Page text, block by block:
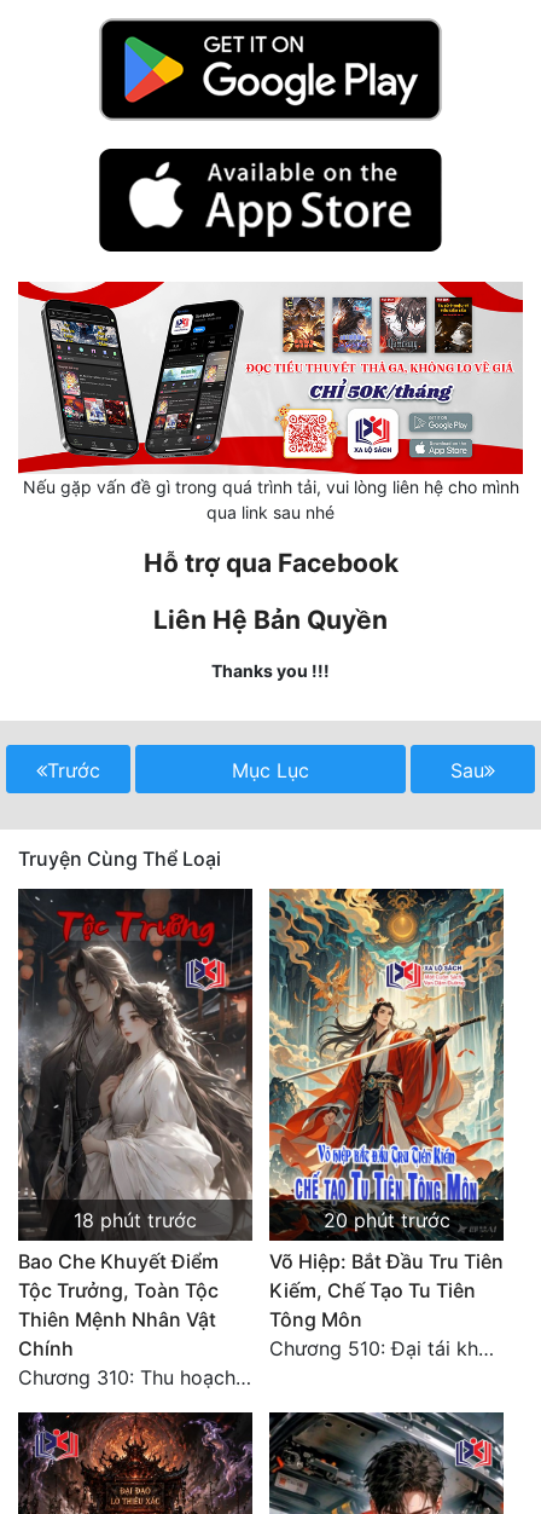
Góc Nhìn Nữ
Huyền Huyễn
Huyền Nghi
Huyền Ảo
Hài Hước
Hệ Thống
Khoa Huyễn Không Gian
Kỳ Huyễn
Kỳ Ảo
Linh Dị
Làm Giàu
Lịch Sử
Mưu Mô
Mạt Thế
Mỹ Thực
Ngôn Tình
Ngược
Nữ Cường
Nữ Phụ
Phong Thủy - Tâm Linh
Phản Phái
Quan Trường
Nếu gặp vấn đề gì trong quá trình tải, vui lòng liên hệ cho mình
qua link sau nhé
Hỗ trợ qua Facebook
Liên Hệ Bản Quyền
Thanks you !!!
Trước Mục Lục Sau
Truyện Cùng Thể Loại
18 phút trước
Bao Che Khuyết Điểm
Tộc Trưởng, Toàn Tộc
Thiên Mệnh Nhân Vật
Chính
Chương 310: Thu hoạch ngoài ý muốn, ưu thế tuyệt đối.
20 phút trước
Võ Hiệp: Bắt Đầu Tru Tiên
Kiếm, Chế Tạo Tu Tiên
Tông Môn
Chương 510: Đại tái khai màn, quyết đấu khốc liệt